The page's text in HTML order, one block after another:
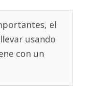
el
usando
con un